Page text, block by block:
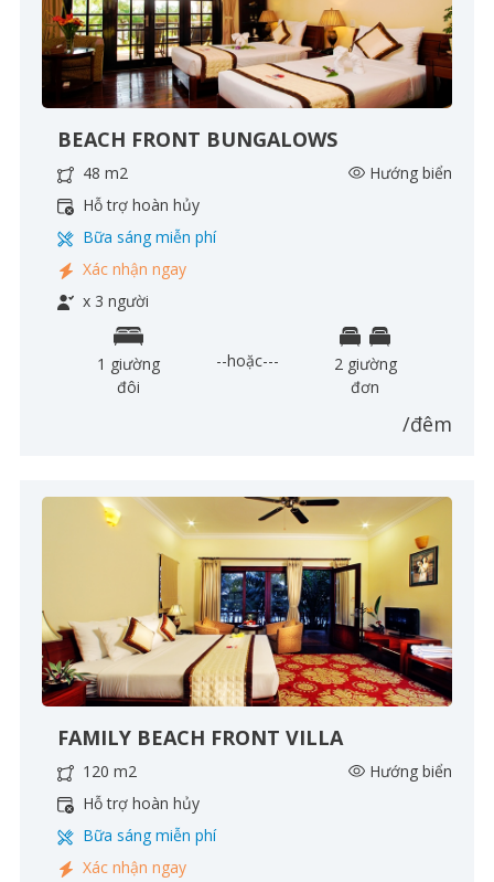
BEACH FRONT BUNGALOWS
48 m2
Hướng biển
Hỗ trợ hoàn hủy
Bữa sáng miễn phí
Xác nhận ngay
x 3 người
1 giường
đôi
--hoặc---
2 giường
đơn
/đêm
FAMILY BEACH FRONT VILLA
120 m2
Hướng biển
Hỗ trợ hoàn hủy
Bữa sáng miễn phí
Xác nhận ngay